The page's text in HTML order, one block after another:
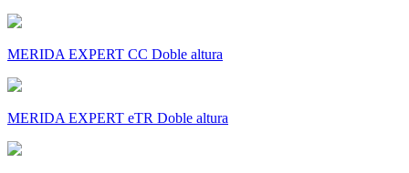
MERIDA EXPERT CC Doble altura
MERIDA EXPERT eTR Doble altura